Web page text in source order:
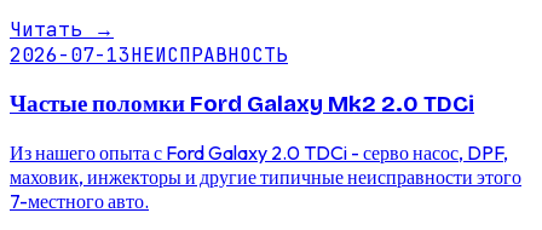
Читать →
2026-07-13НЕИСПРАВНОСТЬ
Частые поломки Ford Galaxy Mk2 2.0 TDCi
Из нашего опыта с Ford Galaxy 2.0 TDCi - серво насос, DPF,
маховик, инжекторы и другие типичные неисправности этого
7-местного авто.